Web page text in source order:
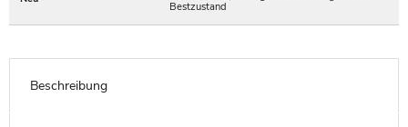
Bestzustand
Beschreibung